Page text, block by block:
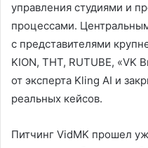
управления студиями и
процессами.
с представителями
KION, ТНТ, RUTUBE,
от эксперта Kling AI и
реальных кейсов.
Питчинг VidMK прошел